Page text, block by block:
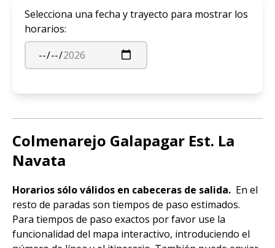
Selecciona una fecha y trayecto para mostrar los
horarios:
Colmenarejo Galapagar Est. La
Navata
Horarios sólo válidos en cabeceras de salida. En el
resto de paradas son tiempos de paso estimados.
Para tiempos de paso exactos por favor use la
funcionalidad del mapa interactivo, introduciendo el